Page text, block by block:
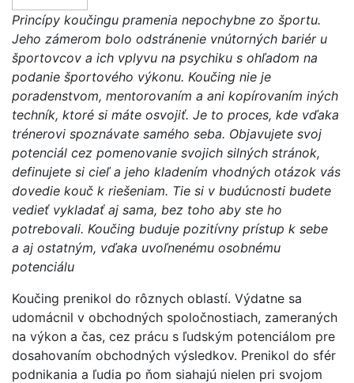
Princípy koučingu pramenia nepochybne zo športu.
Jeho zámerom bolo odstránenie vnútorných bariér u
športovcov a ich vplyvu na psychiku s ohľadom na
podanie športového výkonu. Koučing nie je
poradenstvom, mentorovaním a ani kopírovaním iných
techník, ktoré si máte osvojiť. Je to proces, kde vďaka
trénerovi spoznávate samého seba. Objavujete svoj
potenciál cez pomenovanie svojich silných stránok,
definujete si cieľ a jeho kladením vhodných otázok vás
dovedie kouč k riešeniam. Tie si v budúcnosti budete
vedieť vykladať aj sama, bez toho aby ste ho
potrebovali. Koučing buduje pozitívny prístup k sebe
a aj ostatným, vďaka uvoľnenému osobnému
potenciálu
Koučing prenikol do rôznych oblastí. Výdatne sa
udomácnil v obchodných spoločnostiach, zameraných
na výkon a čas, cez prácu s ľudským potenciálom pre
dosahovaním obchodných výsledkov. Prenikol do sfér
podnikania a ľudia po ňom siahajú nielen pri svojom